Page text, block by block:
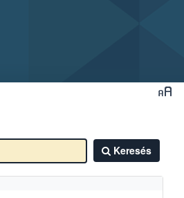
Keresés